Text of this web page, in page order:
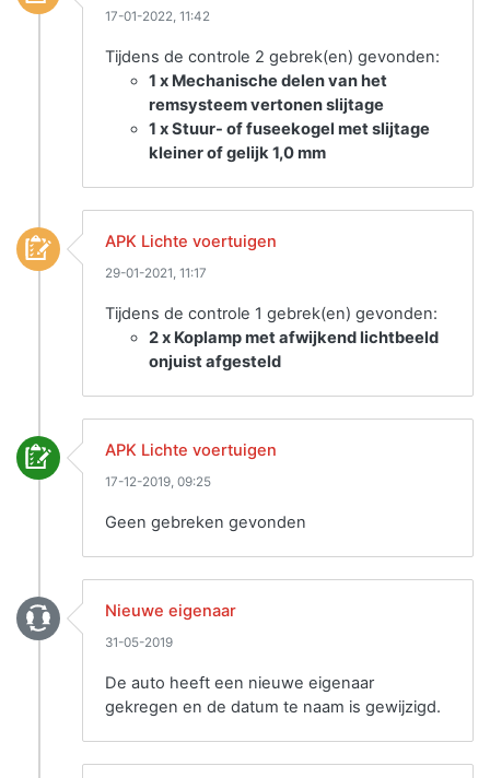
17-01-2022, 11:42
Tijdens de controle 2 gebrek(en) gevonden:
1 x Mechanische delen van het
remsysteem vertonen slijtage
1 x Stuur- of fuseekogel met slijtage
kleiner of gelijk 1,0 mm
APK Lichte voertuigen
29-01-2021, 11:17
Tijdens de controle 1 gebrek(en) gevonden:
2 x Koplamp met afwijkend lichtbeeld
onjuist afgesteld
APK Lichte voertuigen
17-12-2019, 09:25
Geen gebreken gevonden
Nieuwe eigenaar
31-05-2019
De auto heeft een nieuwe eigenaar
gekregen en de datum te naam is gewijzigd.